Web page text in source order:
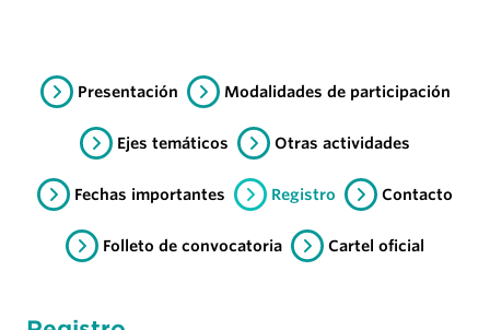
Presentación Modalidades de participación
Ejes temáticos Otras actividades
Fechas importantes Registro Contacto
Folleto de convocatoria Cartel oficial